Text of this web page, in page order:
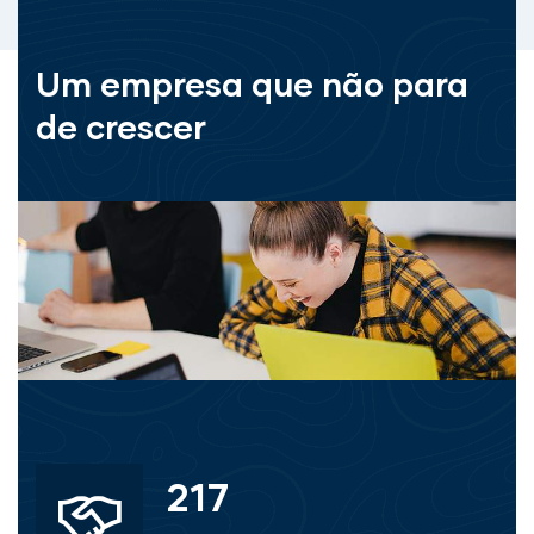
Um empresa que não para
de crescer
367